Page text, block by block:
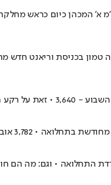
בכניסת וריאנט חדש
אתמול כמאומתים לנגיף
התחלואה • וגם: מה הם